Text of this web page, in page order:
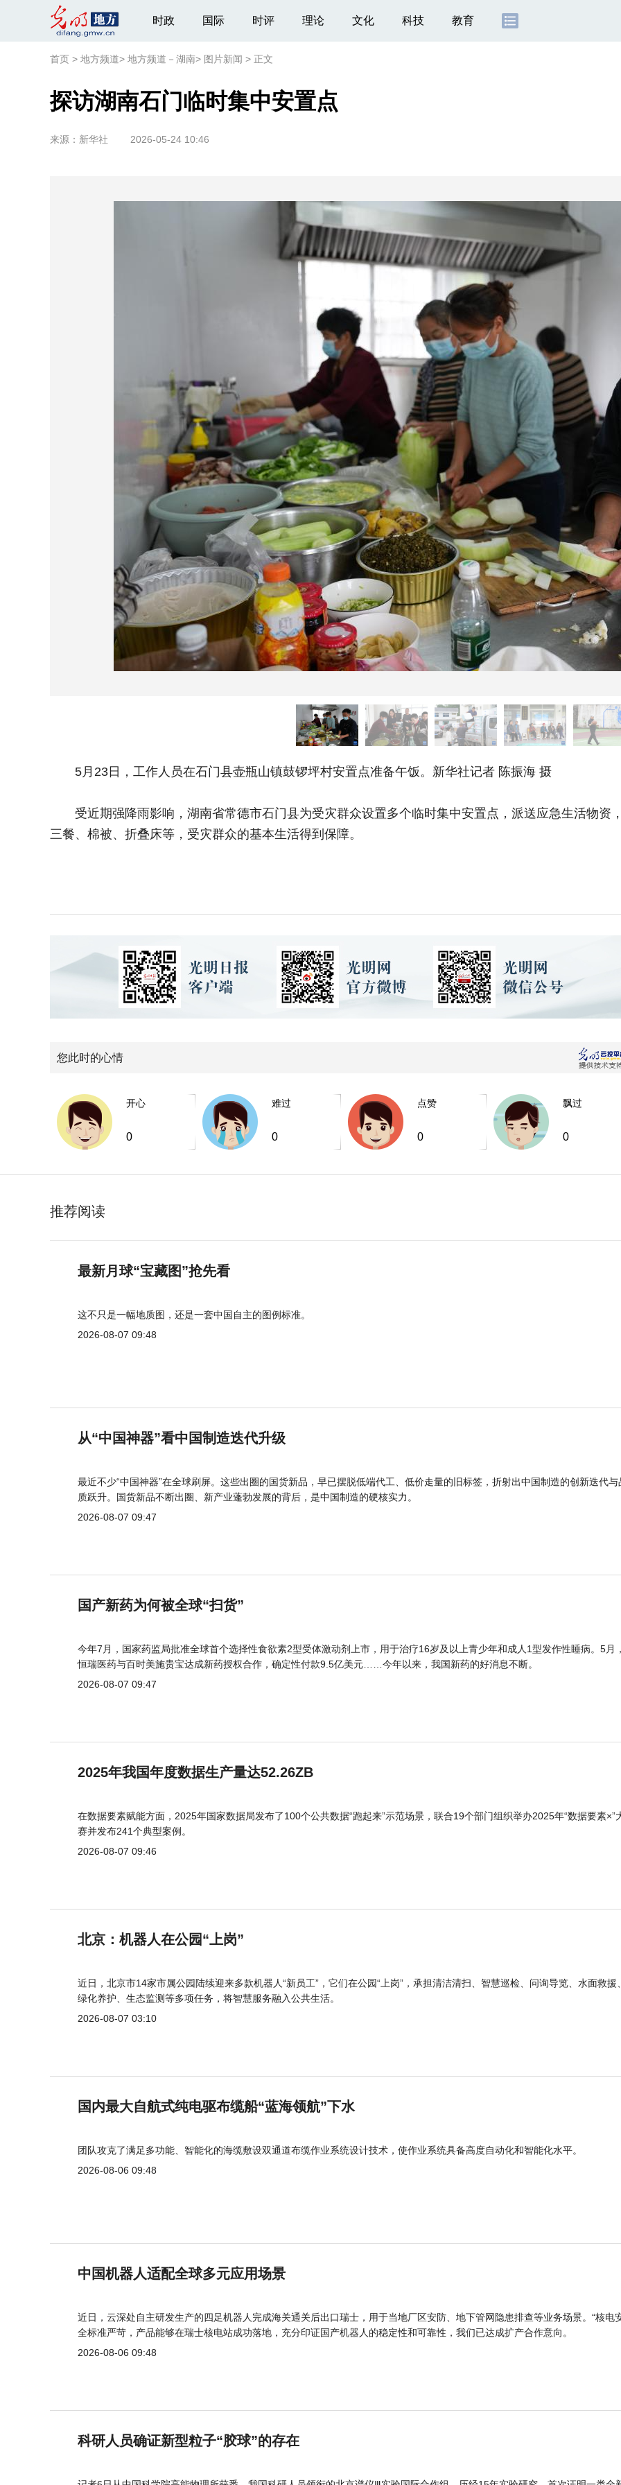
时政 国际 时评 理论 文化 科技 教育
首页 > 地方频道> 地方频道－湖南> 图片新闻 > 正文
探访湖南石门临时集中安置点
来源： 新华社 2026-05-24 10:46
5月23日，工作人员在石门县壶瓶山镇鼓锣坪村安置点准备午饭。新华社记者 陈振海 摄
受近期强降雨影响，湖南省常德市石门县为受灾群众设置多个临时集中安置点，派送应急生活物资
三餐、棉被、折叠床等，受灾群众的基本生活得到保障。
您此时的心情
开心
0
难过
0
点赞
0
飘过
0
推荐阅读
最新月球“宝藏图”抢先看
这不只是一幅地质图，还是一套中国自主的图例标准。
2026-08-07 09:48
从“中国神器”看中国制造迭代升级
最近不少“中国神器”在全球刷屏。这些出圈的国货新品，早已摆脱低端代工、低价走量的旧标签，折射出中国制造的创新迭代与
质跃升。国货新品不断出圈、新产业蓬勃发展的背后，是中国制造的硬核实力。
2026-08-07 09:47
国产新药为何被全球“扫货”
今年7月，国家药监局批准全球首个选择性食欲素2型受体激动剂上市，用于治疗16岁及以上青少年和成人1型发作性睡病。5月
恒瑞医药与百时美施贵宝达成新药授权合作，确定性付款9.5亿美元……今年以来，我国新药的好消息不断。
2026-08-07 09:47
2025年我国年度数据生产量达52.26ZB
在数据要素赋能方面，2025年国家数据局发布了100个公共数据“跑起来”示范场景，联合19个部门组织举办2025年“数据要素×”
赛并发布241个典型案例。
2026-08-07 09:46
北京：机器人在公园“上岗”
近日，北京市14家市属公园陆续迎来多款机器人“新员工”，它们在公园“上岗”，承担清洁清扫、智慧巡检、问询导览、水面救援
绿化养护、生态监测等多项任务，将智慧服务融入公共生活。
2026-08-07 03:10
国内最大自航式纯电驱布缆船“蓝海领航”下水
团队攻克了满足多功能、智能化的海缆敷设双通道布缆作业系统设计技术，使作业系统具备高度自动化和智能化水平。
2026-08-06 09:48
中国机器人适配全球多元应用场景
近日，云深处自主研发生产的四足机器人完成海关通关后出口瑞士，用于当地厂区安防、地下管网隐患排查等业务场景。“核电
全标准严苛，产品能够在瑞士核电站成功落地，充分印证国产机器人的稳定性和可靠性，我们已达成扩产合作意向。
2026-08-06 09:48
科研人员确证新型粒子“胶球”的存在